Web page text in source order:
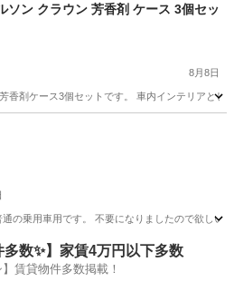
ソン クラウン 芳香剤 ケース 3個セッ
8月8日
香剤ケース3個セットです。 車内インテリアと
の乗用車用です。 不要になりましたので欲しい
その他
多数✨】家賃4万円以下多数
】賃貸物件多数掲載！